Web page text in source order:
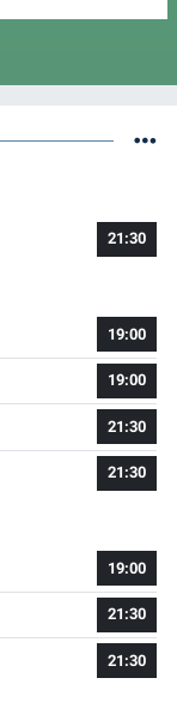
21:30
19:00
19:00
21:30
21:30
19:00
21:30
21:30